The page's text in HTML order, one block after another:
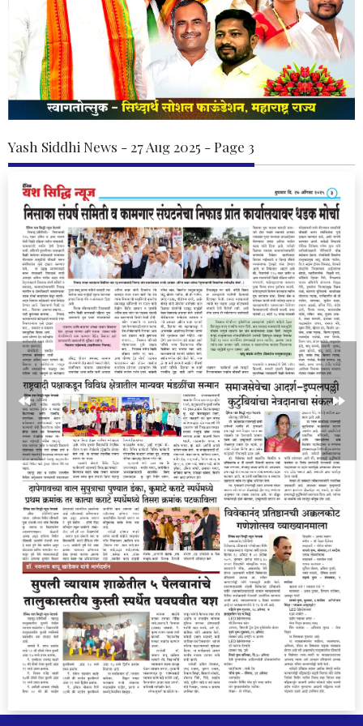
Yash Siddhi News - 27 Aug 2025 - Page 3